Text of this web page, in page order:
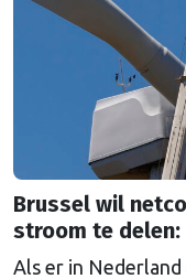
Brussel wil
stroom te delen:
Als er in